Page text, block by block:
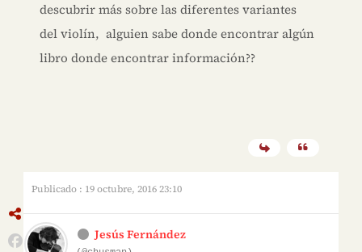
descubrir más sobre las diferentes variantes
del violín, alguien sabe donde encontrar algún
libro donde encontrar información??
Publicado : 19 octubre, 2016 23:10
Jesús Fernández